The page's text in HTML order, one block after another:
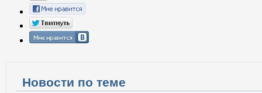
Новости по теме